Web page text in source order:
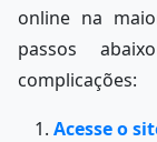
online na
passos
complicações:
Acesse o